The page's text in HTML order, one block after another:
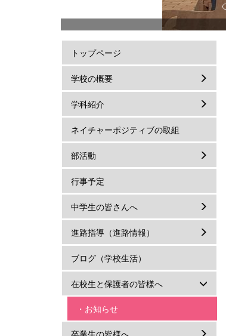
トップページ
学校の概要
学科紹介
ネイチャーポジティブの取組
部活動
行事予定
中学生の皆さんへ
進路指導（進路情報）
ブログ（学校生活）
在校生と保護者の皆様へ
・お知らせ